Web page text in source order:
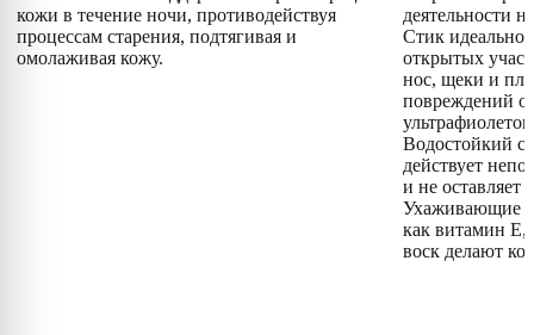
кожи в течение ночи, противодействуя
процессам старения, подтягивая и
омолаживая кожу.
деятельности
Стик идеально
открытых
нос, щеки и
повреждений
Водостойкий
действует
и не оставляет
Ухаживающие
как витамин
воск делают